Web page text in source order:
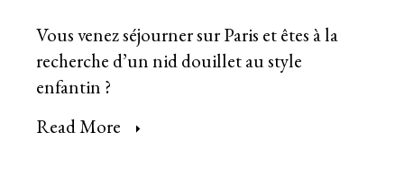
Vous venez séjourner sur Paris et êtes à la
recherche d’un nid douillet au style
enfantin ?
Read More